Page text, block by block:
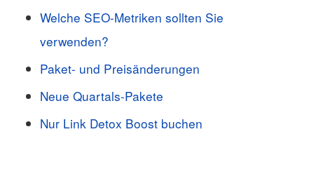
Welche SEO-Metriken sollten Sie
verwenden?
Paket- und Preisänderungen
Neue Quartals-Pakete
Nur Link Detox Boost buchen